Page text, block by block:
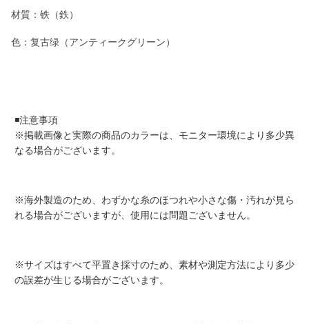
材質：铁（鉄）
色：复古绿（アンティークグリーン）
◾️注意事項
※掲載画像と実際の商品のカラーは、モニター環境により多少異
なる場合がございます。
※海外製造のため、わずかな糸のほつれや小さな傷・汚れが見ら
れる場合がございますが、使用には問題ございません。
※サイズはすべて平置き採寸のため、素材や測定方法により多少
の誤差が生じる場合がございます。